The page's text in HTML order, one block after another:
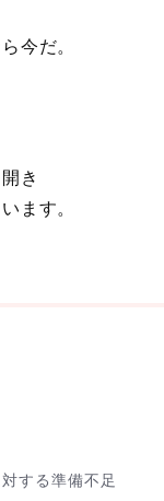
今だ。
き
ます。
する準備不足